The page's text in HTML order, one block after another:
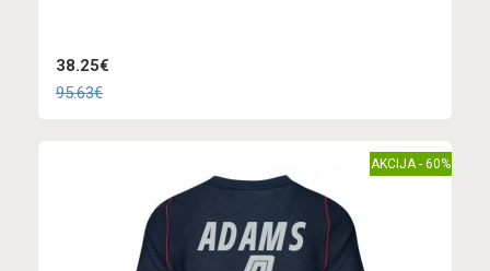
38.25€
95.63€
AKCIJA - 60%